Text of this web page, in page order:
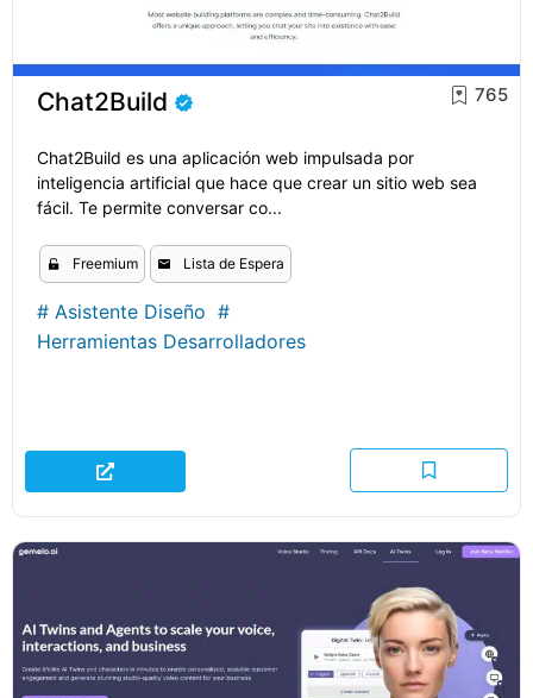
Chat2Build 765
Chat2Build es una aplicación web impulsada por
inteligencia artificial que hace que crear un sitio web sea
fácil. Te permite conversar co...
Freemium Lista de Espera
# Asistente Diseño #
Herramientas Desarrolladores